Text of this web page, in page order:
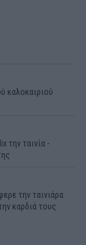
καλοκαιριού
την ταινία -
την ταινιάρα
καρδιά τους